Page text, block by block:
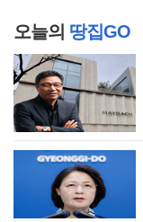
오늘의 땅집GO